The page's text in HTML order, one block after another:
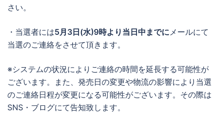
さい。
・当選者には5月3日(水)9時より当日中までに メールにて
当選のご連絡をさせて頂きます。
※システムの状況によりご連絡の時間を延長する可能性が
ございます。また、発売日の変更や物流の影響により当選
のご連絡日程が変更になる可能性がございます。その際は
SNS・ブログにて告知致します。